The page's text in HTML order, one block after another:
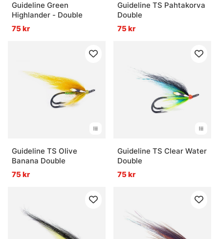
Guideline Green
Highlander - Double
75 kr
Guideline TS Pahtakorva
Double
75 kr
Guideline TS Olive
Banana Double
75 kr
Guideline TS Clear Water
Double
75 kr